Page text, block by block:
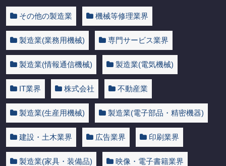
その他の製造業 機械等修理業界
製造業(業務用機械) 専門サービス業界
製造業(情報通信機械) 製造業(電気機械)
IT業界 株式会社 不動産業
製造業(生産用機械) 製造業(電子部品・精密機器)
建設・土木業界 広告業界 印刷業界
製造業(家具・装備品) 映像・電子書籍業界